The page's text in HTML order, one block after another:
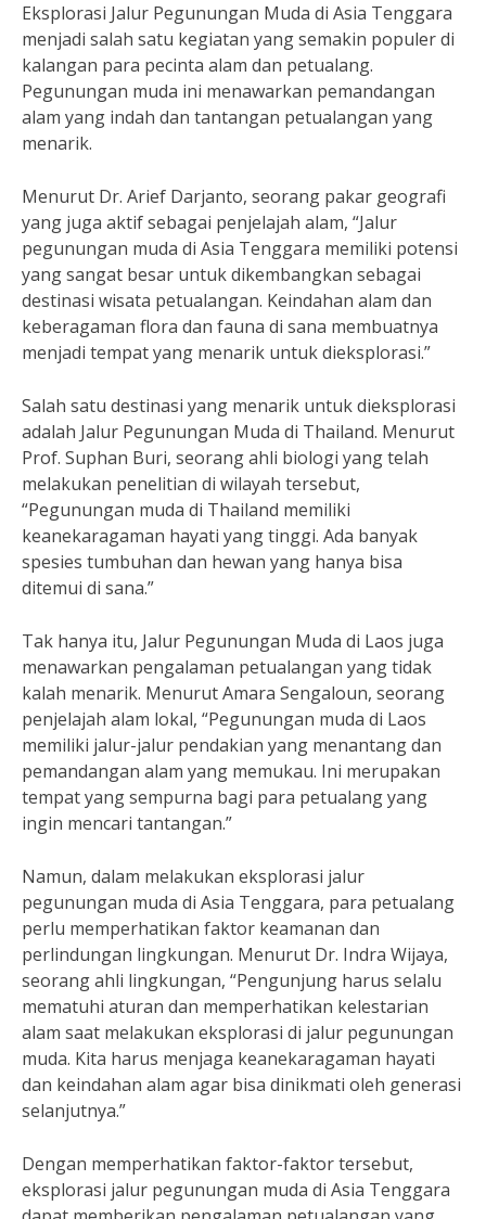
Eksplorasi Jalur Pegunungan Muda di Asia Tenggara
menjadi salah satu kegiatan yang semakin populer di
kalangan para pecinta alam dan petualang.
Pegunungan muda ini menawarkan pemandangan
alam yang indah dan tantangan petualangan yang
menarik.
Menurut Dr. Arief Darjanto, seorang pakar geografi
yang juga aktif sebagai penjelajah alam, “Jalur
pegunungan muda di Asia Tenggara memiliki potensi
yang sangat besar untuk dikembangkan sebagai
destinasi wisata petualangan. Keindahan alam dan
keberagaman flora dan fauna di sana membuatnya
menjadi tempat yang menarik untuk dieksplorasi.”
Salah satu destinasi yang menarik untuk dieksplorasi
adalah Jalur Pegunungan Muda di Thailand. Menurut
Prof. Suphan Buri, seorang ahli biologi yang telah
melakukan penelitian di wilayah tersebut,
“Pegunungan muda di Thailand memiliki
keanekaragaman hayati yang tinggi. Ada banyak
spesies tumbuhan dan hewan yang hanya bisa
ditemui di sana.”
Tak hanya itu, Jalur Pegunungan Muda di Laos juga
menawarkan pengalaman petualangan yang tidak
kalah menarik. Menurut Amara Sengaloun, seorang
penjelajah alam lokal, “Pegunungan muda di Laos
memiliki jalur-jalur pendakian yang menantang dan
pemandangan alam yang memukau. Ini merupakan
tempat yang sempurna bagi para petualang yang
ingin mencari tantangan.”
Namun, dalam melakukan eksplorasi jalur
pegunungan muda di Asia Tenggara, para petualang
perlu memperhatikan faktor keamanan dan
perlindungan lingkungan. Menurut Dr. Indra Wijaya,
seorang ahli lingkungan, “Pengunjung harus selalu
mematuhi aturan dan memperhatikan kelestarian
alam saat melakukan eksplorasi di jalur pegunungan
muda. Kita harus menjaga keanekaragaman hayati
dan keindahan alam agar bisa dinikmati oleh generasi
selanjutnya.”
Dengan memperhatikan faktor-faktor tersebut,
eksplorasi jalur pegunungan muda di Asia Tenggara